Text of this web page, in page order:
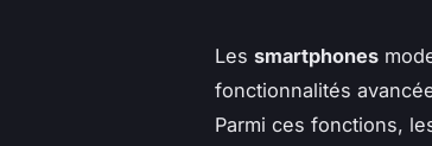
Les smartphones
fonctionnalités
Parmi ces fonctions,